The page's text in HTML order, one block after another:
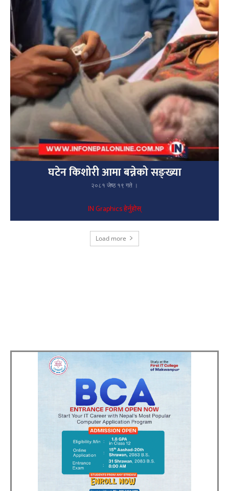
घटेन किशोरी आमा बन्नेको सङ्ख्या
२०८१ जेष्ठ १९ गते ।
IN Graphics हेर्नुहोस्
Load more